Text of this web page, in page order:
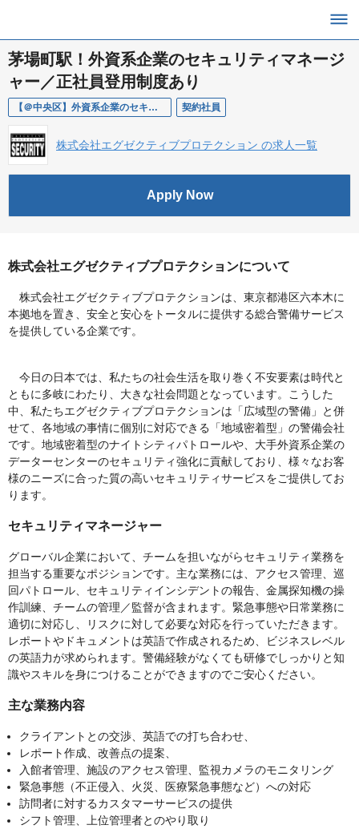
茅場町駅！外資系企業のセキュリティマネージ
ャー／正社員登用制度あり
【＠中央区】外資系企業のセキュリティマネージャー 契約社員
株式会社エグゼクティブプロテクション の求人一覧
Apply Now
株式会社エグゼクティブプロテクションについて
株式会社エグゼクティブプロテクションは、東京都港区六本木に
本拠地を置き、安全と安心をトータルに提供する総合警備サービス
を提供している企業です。
今日の日本では、私たちの社会生活を取り巻く不安要素は時代と
ともに多岐にわたり、大きな社会問題となっています。こうした
中、私たちエグゼクティブプロテクションは「広域型の警備」と併
せて、各地域の事情に個別に対応できる「地域密着型」の警備会社
です。地域密着型のナイトシティパトロールや、大手外資系企業の
データーセンターのセキュリティ強化に貢献しており、様々なお客
様のニーズに合った質の高いセキュリティサービスをご提供してお
ります。
セキュリティマネージャー
グローバル企業において、チームを担いながらセキュリティ業務を
担当する重要なポジションです。主な業務には、アクセス管理、巡
回パトロール、セキュリティインシデントの報告、金属探知機の操
作訓練、チームの管理／監督が含まれます。緊急事態や日常業務に
適切に対応し、リスクに対して必要な対応を行っていただきます。
レポートやドキュメントは英語で作成されるため、ビジネスレベル
の英語力が求められます。警備経験がなくても研修でしっかりと知
識やスキルを身につけることができますのでご安心ください。
主な業務内容
クライアントとの交渉、英語での打ち合わせ、
レポート作成、改善点の提案、
入館者管理、施設のアクセス管理、監視カメラのモニタリング
緊急事態（不正侵入、火災、医療緊急事態など）への対応
訪問者に対するカスタマーサービスの提供
シフト管理、上位管理者とのやり取り